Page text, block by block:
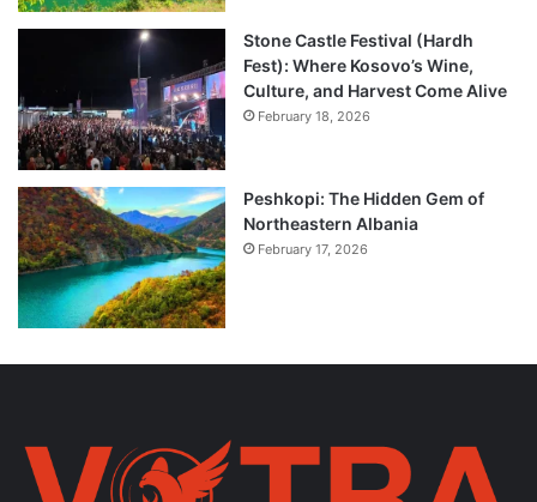
Stone Castle Festival (Hardh
Fest): Where Kosovo’s Wine,
Culture, and Harvest Come Alive
February 18, 2026
Peshkopi: The Hidden Gem of
Northeastern Albania
February 17, 2026